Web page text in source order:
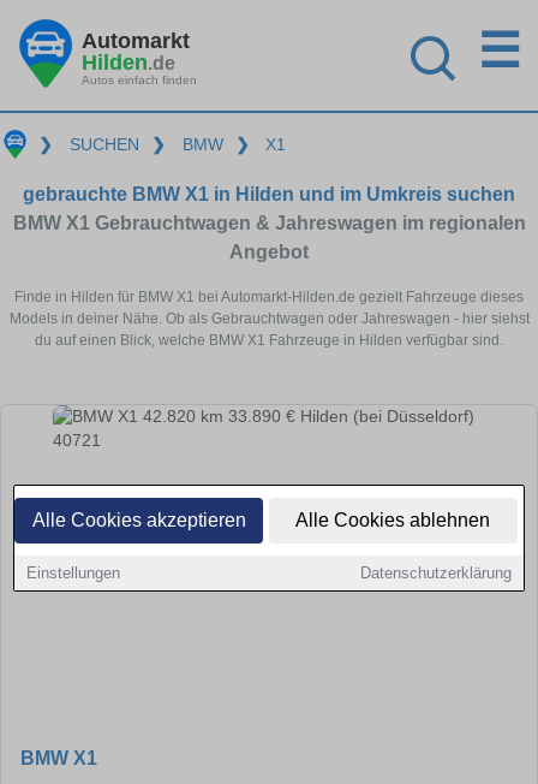
Alle Cookies akzeptieren Alle Cookies ablehnen
Einstellungen Datenschutzerklärung
Automarkt
Hilden.de
Autos einfach finden
☰
❯ SUCHEN ❯ BMW ❯ X1
gebrauchte BMW X1 in Hilden und im Umkreis suchen
BMW X1 Gebrauchtwagen & Jahreswagen im regionalen
Angebot
Finde in Hilden für BMW X1 bei Automarkt-Hilden.de gezielt Fahrzeuge dieses
Models in deiner Nähe. Ob als Gebrauchtwagen oder Jahreswagen - hier siehst
du auf einen Blick, welche BMW X1 Fahrzeuge in Hilden verfügbar sind.
BMW X1